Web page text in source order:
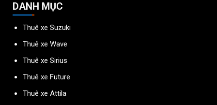
DANH MỤC
Thuê xe Suzuki
Thuê xe Wave
Thuê xe Sirius
Thuê xe Future
Thuê xe Attila